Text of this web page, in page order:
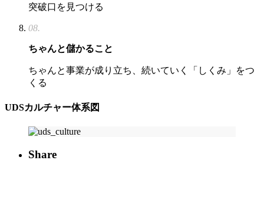
突破口を見つける
08.
ちゃんと儲かること
ちゃんと事業が成り立ち、続いていく「しくみ」をつ
くる
UDSカルチャー体系図
Share